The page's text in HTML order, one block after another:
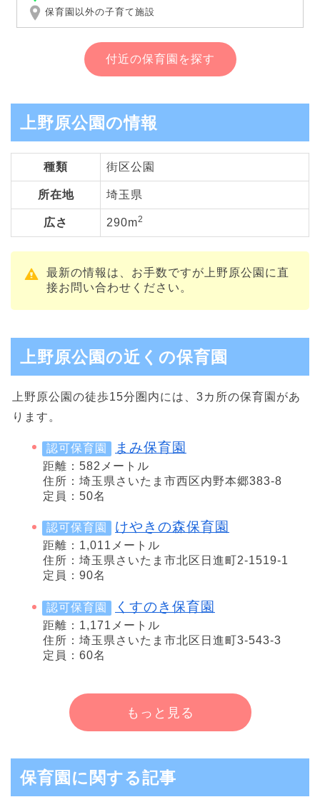
保育園以外の子育て施設
付近の保育園を探す
上野原公園の情報
種類 街区公園
所在地 埼玉県
広さ 290m2
最新の情報は、お手数ですが上野原公園に直
接お問い合わせください。
上野原公園の近くの保育園
上野原公園の徒歩15分圏内には、3カ所の保育園があ
ります。
認可保育園 まみ保育園
距離：582メートル
住所：埼玉県さいたま市西区内野本郷383-8
定員：50名
認可保育園 けやきの森保育園
距離：1,011メートル
住所：埼玉県さいたま市北区日進町2-1519-1
定員：90名
認可保育園 くすのき保育園
距離：1,171メートル
住所：埼玉県さいたま市北区日進町3-543-3
定員：60名
もっと見る
保育園に関する記事